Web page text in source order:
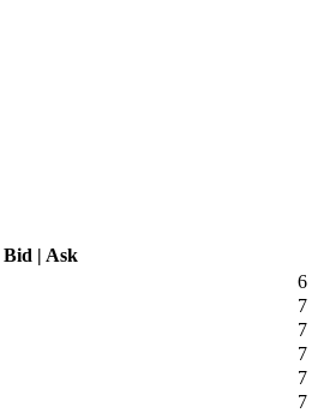
Bid | Ask
6
7
7
7
7
7